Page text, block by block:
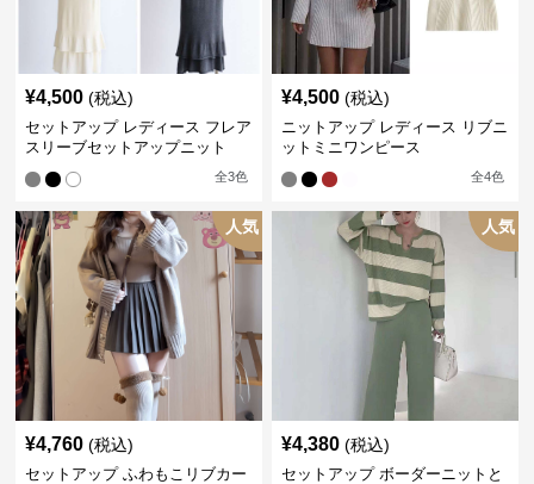
¥4,500 (税込)
セットアップ レディース フレア
スリーブセットアップニット
全3色
¥4,500 (税込)
ニットアップ レディース リブニ
ットミニワンピース
全4色
人気
¥4,760 (税込)
セットアップ ふわもこリブカー
人気
¥4,380 (税込)
セットアップ ボーダーニットと